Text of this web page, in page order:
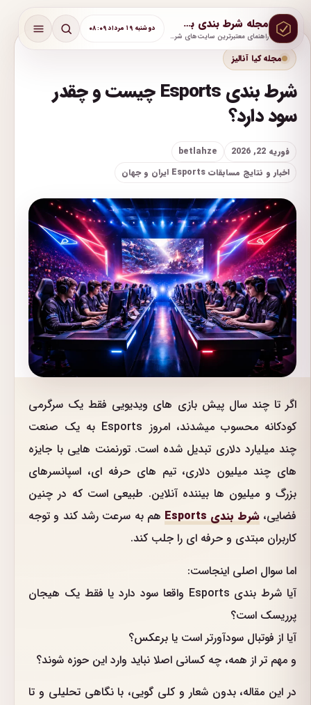
مجله شرط بندی بت لحظه
راهنمای معتبرترین سایت‌های شرط بندی با آموزش و پشتیبانی واقعی
دوشنبه ۱۹ مرداد ۰۸:۰۹
مجله کیا آنالیز
شرط بندی Esports چیست و چقدر
سود دارد؟
فوریه 22, 2026
betlahze
اخبار و نتایج مسابقات Esports ایران و جهان
اگر تا چند سال پیش بازی های ویدیویی فقط یک سرگرمی
کودکانه محسوب میشدند، امروز Esports به یک صنعت
چند میلیارد دلاری تبدیل شده است. تورنمنت هایی با جایزه
های چند میلیون دلاری، تیم های حرفه ای، اسپانسرهای
بزرگ و میلیون ها بیننده آنلاین. طبیعی است که در چنین
فضایی،شرط بندی Esports
هم به سرعت رشد کند و توجه
کاربران مبتدی و حرفه ای را جلب کند.
اما سوال اصلی اینجاست:
آیا شرط بندی Esports واقعا سود دارد یا فقط یک هیجان
پرریسک است؟
آیا از فوتبال سودآورتر است یا برعکس؟
و مهم تر از همه، چه کسانی اصلا نباید وارد این حوزه شوند؟
در این مقاله، بدون شعار و کلی گویی، با نگاهی تحلیلی و تا